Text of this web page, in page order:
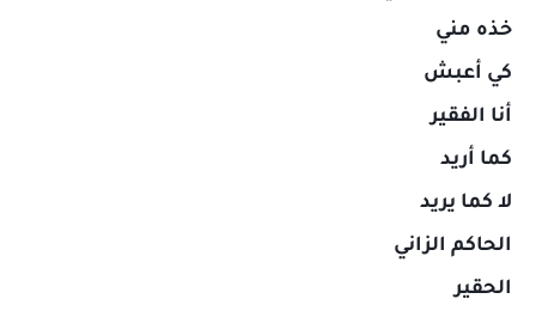
خذه مني
كي أعبش
أنا الفقير
كما أريد
لا كما يريد
الحاكم الزاني
الحقير